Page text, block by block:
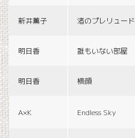
新井薫子 渚のプレリュード
明日香 誰もいない部屋
明日香 横顔
A×K Endless Sky